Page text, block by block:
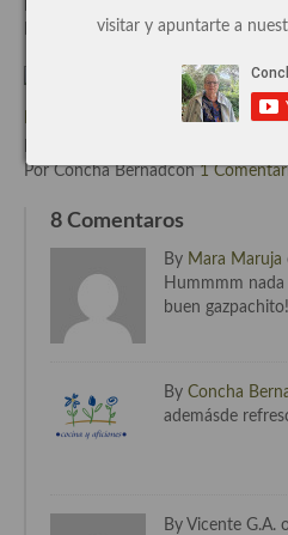
Recetas de fiesta, Navidad y días
Resumen tematicos de recetas
Cocina Americana
Cocina Argentina
Cocina Brasileña
Cocina colombiana
Cocina Venezolana
Cocina de Estados Unidos
Por Concha Bernadcon0
Nuevo logotipo del «aceite de
Por Concha Bernadcon1
8 Comentaros
By Mara Maruja
Hummmm
buen
By Concha
ademásde
By Vicente G.A.
visitar y apuntarte a